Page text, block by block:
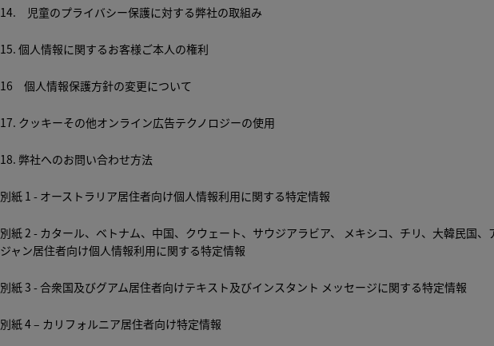
14. 児童のプライバシー保護に対する弊社の取組み
15. 個人情報に関するお客様ご本人の権利
16 個人情報保護方針の変更について
17. クッキーその他オンライン広告テクノロジーの使用
18. 弊社へのお問い合わせ方法
別紙 1 - オーストラリア居住者向け個人情報利用に関する特定情報
別紙 2 - カタール、ベトナム、中国、クウェート、サウジアラビア、 メキシコ、チリ、大韓民国、
ジャン居住者向け個人情報利用に関する特定情報
別紙 3 - 合衆国及びグアム居住者向けテキスト及びインスタント メッセージに関する特定情報
別紙 4 – カリフォルニア居住者向け特定情報